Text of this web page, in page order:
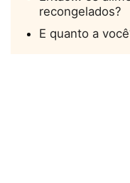
recongelados?
E quanto a